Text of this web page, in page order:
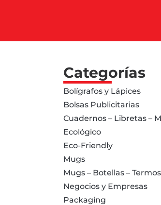
Categorías
Bolígrafos y Lápices
Bolsas Publicitarias
Cuadernos – Libretas –
Ecológico
Eco-Friendly
Mugs
Mugs – Botellas – Termos
Negocios y Empresas
Packaging